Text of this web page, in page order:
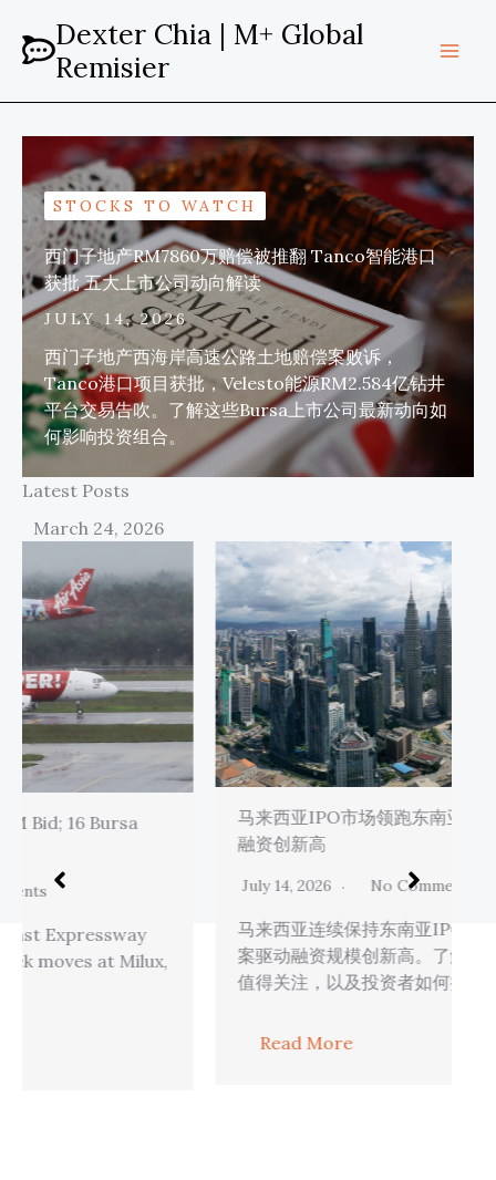
content
Dexter Chia | M+ Global
Remisier
STOCKS TO WATCH
西门子地产RM7860万赔偿被推翻 Tanco智能港口
获批 五大上市公司动向解读
JULY 14, 2026
西门子地产西海岸高速公路土地赔偿案败诉，
Tanco港口项目获批，Velesto能源RM2.584亿钻井
平台交易告吹。了解这些Bursa上市公司最新动向如
何影响投资组合。
Latest Posts
March 24, 2026
马来西亚IPO市场领跑东南亚 巨型上市案推动
July 14, 2026 No Comments
马来西亚连续保持东南亚IPO王座，巨型上市
案驱动融资规模创新高。了解哪些新上市公司
值得关注，以及投资者如何把握IPO机遇。